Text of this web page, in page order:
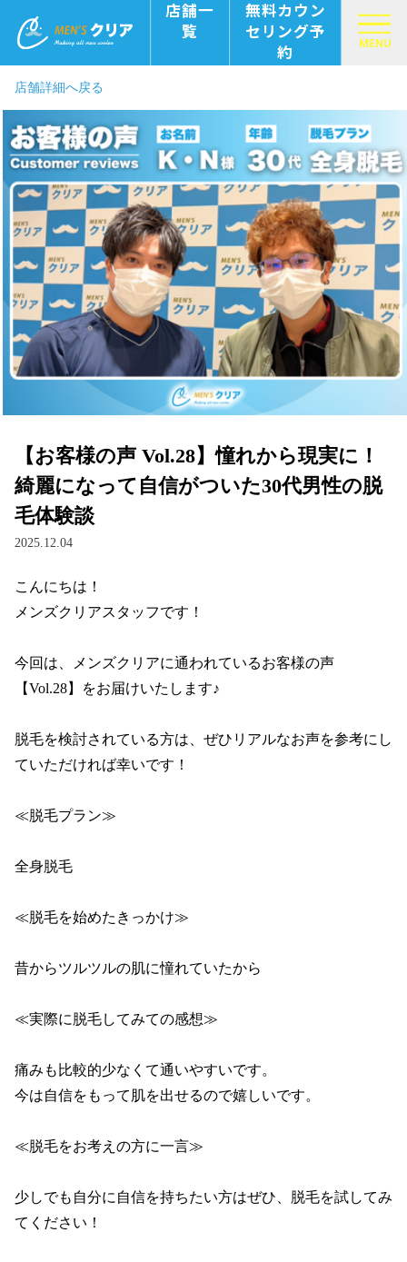
店舗一
覧
無料カウン
セリング予
約
MENU
店舗詳細へ戻る
【お客様の声 Vol.28】憧れから現実に！
綺麗になって自信がついた30代男性の脱
毛体験談
2025.12.04
こんにちは！
メンズクリアスタッフです！
今回は、メンズクリアに通われているお客様の声
【Vol.28】をお届けいたします♪
脱毛を検討されている方は、ぜひリアルなお声を参考にし
ていただければ幸いです！
≪脱毛プラン≫
全身脱毛
≪脱毛を始めたきっかけ≫
昔からツルツルの肌に憧れていたから
≪実際に脱毛してみての感想≫
痛みも比較的少なくて通いやすいです。
今は自信をもって肌を出せるので嬉しいです。
≪脱毛をお考えの方に一言≫
少しでも自分に自信を持ちたい方はぜひ、脱毛を試してみ
てください！